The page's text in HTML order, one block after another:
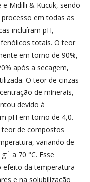
e Midilli & Kucuk, sendo
em todas as
incluíram pH,
totais. O teor
em torno de 90%,
após a secagem,
O teor de cinzas
de minerais,
devido à
pH em torno de 4,0.
de compostos
variando de
g-1 a 70 °C. Esse
efeito da temperatura
e na solubilização